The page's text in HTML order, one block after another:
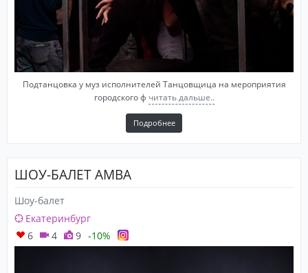
Подтанцовка у муз исполнителей Танцовщица на мероприятия
городского ф читать дальше..
Подробнее
ШОУ-БАЛЕТ AMBA
Шоу-балет
Екатеринбург
6
4 9 -10%